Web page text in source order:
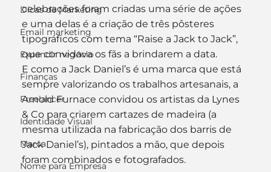
Dicas de Marketing
Email marketing
Expandir negócio
Finanças
Freelancer
Identidade Visual
Marca
Nome para Empresa
celebrações foram criadas uma série de ações
e uma delas é a criação de três pôsteres
tipográficos com tema “Raise a Jack to Jack”,
que convidava os fãs a brindarem a data.
E como a Jack Daniel’s é uma marca que está
sempre valorizando os trabalhos artesanais, a
Arnold Furnace convidou os artistas da Lynes
& Co para criarem cartazes de madeira (a
mesma utilizada na fabricação dos barris de
Jack Daniel’s), pintados a mão, que depois
foram combinados e fotografados.